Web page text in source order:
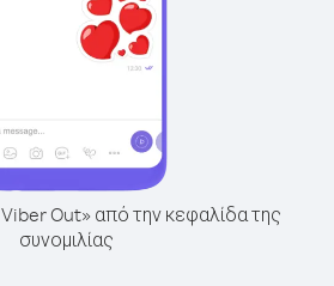
Out» από την κεφαλίδα της
συνομιλίας